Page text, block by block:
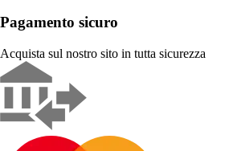
Pagamento sicuro
Acquista sul nostro sito in tutta sicurezza